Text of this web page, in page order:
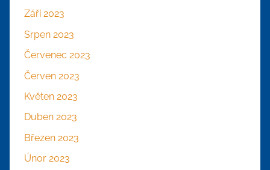
Září 2023
Srpen 2023
Červenec 2023
Červen 2023
Květen 2023
Duben 2023
Březen 2023
Únor 2023